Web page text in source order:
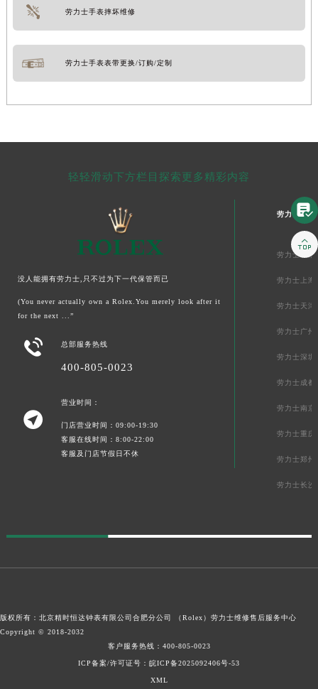
劳力士手表摔坏维修
劳力士手表表带更换/订购/定制
轻轻滑动下方栏目探索更多精彩内容
没人能拥有劳力士,只不过为下一代保管而已
(You never actually own a Rolex.You merely look after it
for the next ...”
 总部服务热线
400-805-0023

营业时间：
门店营业时间：09:00-19:30
客服在线时间：8:00-22:00
客服及门店节假日不休
劳力士中国
劳力士北京
劳力士上海
劳力士天津
劳力士广州
劳力士深圳
劳力士成都
劳力士南京
劳力士重庆
劳力士郑州
劳力士长沙
版权所有：北京精时恒达钟表有限公司合肥分公司 （Rolex） 劳力士维修售后服务中心
Copyright © 2018-2032
客户服务热线： 400-805-0023
ICP备案/许可证号：皖ICP备2025092406号-53
XML

